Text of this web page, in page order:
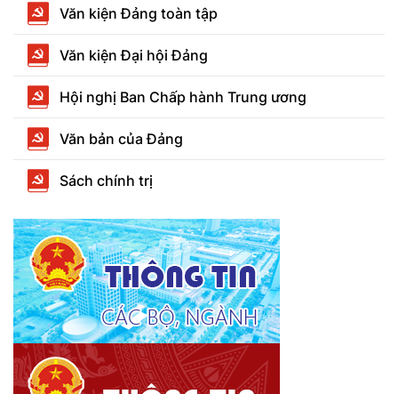
Văn kiện Đảng toàn tập
Văn kiện Đại hội Đảng
Hội nghị Ban Chấp hành Trung ương
Văn bản của Đảng
Sách chính trị